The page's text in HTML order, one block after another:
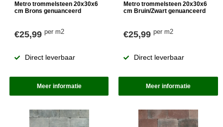
Metro trommelsteen 20x30x6
cm Brons genuanceerd
€25,99 per m2
Direct leverbaar
Meer informatie
Metro trommelsteen 20x30x6
cm Bruin/Zwart genuanceerd
€25,99per m2
Direct leverbaar
Meer informatie